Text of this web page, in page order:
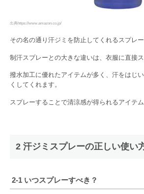
出典https://www.amazon.co.jp/
その名の通り汗ジミを防止してくれるスプレー
制汗スプレーとの大きな違いは、衣服に直接ス
撥水加工に優れたアイテムが多く、汗をはじ
くしてくれます。
スプレーすることで清涼感が得られるアイテム
2 汗ジミスプレーの正しい使い
2-1 いつスプレーすべき？